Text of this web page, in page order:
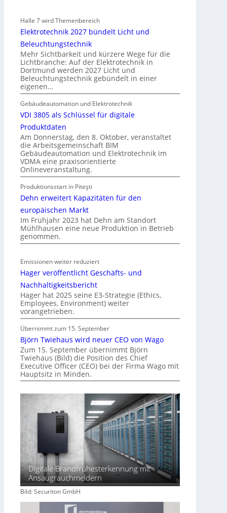
i
r
t
s
c
h
n
d
e
r
k
m
m
u
n
i
k
a
i
o
n
m
i
t
S
y
s
t
e
.
Halle 7 wird Themenbereich
Elektrotechnik 2027 bündelt Licht und
Beleuchtungstechnik
Mehr Sichtbarkeit und kürzere Wege für die
Lichtbranche: Auf der Elektrotechnik in
Dortmund werden 2027 Licht und
Beleuchtungstechnik gebündelt in einer
eigenen…
Gebäudeautomation und Elektrotechnik
VDI 3805 als Schlüssel für digitale
Produktdaten
Am Donnerstag, den 8. Oktober, veranstaltet
die Arbeitsgemeinschaft BIM
Gebäudeautomation und Elektrotechnik im
VDMA eine praxisorientierte
Onlineveranstaltung.
Produktionsstart in Piteşti
Dehn erweitert Kapazitäten für den
europäischen Markt
Im Frühjahr 2023 hat Dehn am Standort
Mühlhausen eine neue Produktion in Betrieb
genommen.
Emissionen weiter reduziert
Hager veröffentlicht Geschäfts- und
Nachhaltigkeitsbericht
Hager hat 2025 seine E3-Strategie (Ethics,
Employees, Environment) weiter
vorangetrieben.
Übernimmt zum 15. September
Björn Twiehaus wird neuer CEO von Wago
Zum 15. September übernimmt Björn
Twiehaus (Bild) die Position des Chief
Executive Officer (CEO) bei der Firma Wago mit
Hauptsitz in Minden.
Digitale Brandfrühesterkennung mit
Ansaugrauchmeldern
Bild: Securiton GmbH